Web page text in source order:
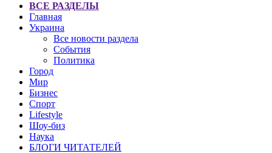
ВСЕ РАЗДЕЛЫ
Главная
Украина
Все новости раздела
События
Политика
Город
Мир
Бизнес
Спорт
Lifestyle
Шоу-биз
Наука
БЛОГИ ЧИТАТЕЛЕЙ